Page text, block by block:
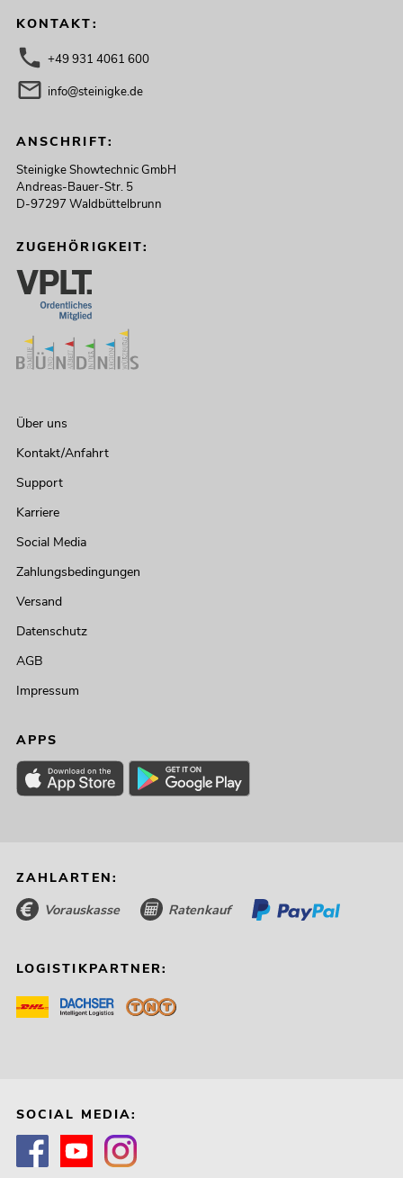
KONTAKT:
+49 931 4061 600
info@steinigke.de
ANSCHRIFT:
Steinigke Showtechnic GmbH
Andreas-Bauer-Str. 5
D-97297 Waldbüttelbrunn
ZUGEHÖRIGKEIT:
Über uns
Kontakt/Anfahrt
Support
Karriere
Social Media
Zahlungsbedingungen
Versand
Datenschutz
AGB
Impressum
APPS
ZAHLARTEN:
Vorauskasse Ratenkauf
LOGISTIKPARTNER:
SOCIAL MEDIA: